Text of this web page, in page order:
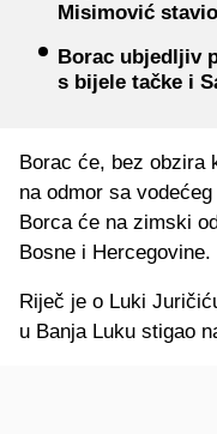
Misimović
Borac ubjedljiv
s bijele tačke i
Borac će, bez obzira
na odmor sa
Borca će na zimski
Bosne i Hercegovine.
Riječ je o Luki
u Banja Luku stigao